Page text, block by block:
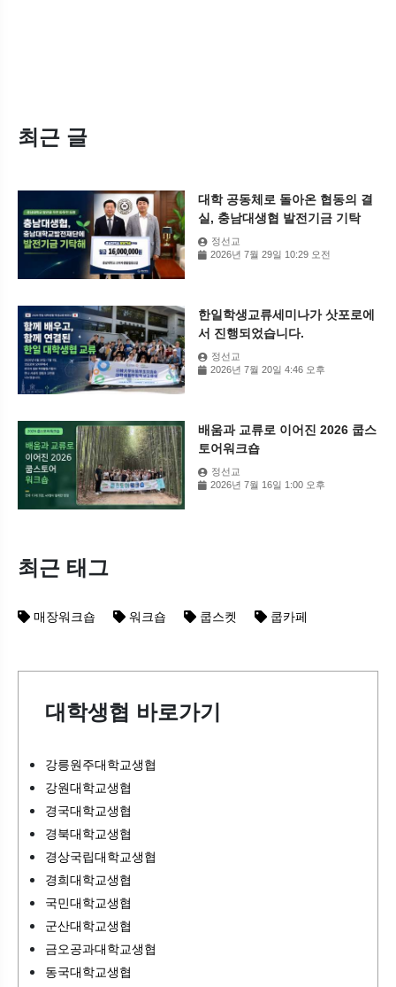
최근 글
대학 공동체로 돌아온 협동의 결
실, 충남대생협 발전기금 기탁
정선교
2026년 7월 29일 10:29 오전
한일학생교류세미나가 삿포로에
서 진행되었습니다.
정선교
2026년 7월 20일 4:46 오후
배움과 교류로 이어진 2026 쿱스
토어워크숍
정선교
2026년 7월 16일 1:00 오후
최근 태그
매장워크숍 워크숍 쿱스켓 쿱카페
대학생협 바로가기
강릉원주대학교생협
강원대학교생협
경국대학교생협
경북대학교생협
경상국립대학교생협
경희대학교생협
국민대학교생협
군산대학교생협
금오공과대학교생협
동국대학교생협